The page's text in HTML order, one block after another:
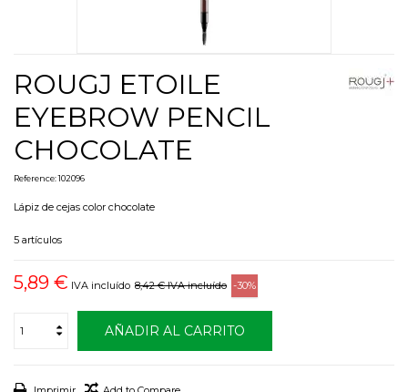
ROUGJ ETOILE
EYEBROW PENCIL
CHOCOLATE
Reference:102096
Lápiz de cejas color chocolate
5 artículos
5,89 € IVA incluído 8,42 €IVA incluído -30%
AÑADIR AL CARRITO